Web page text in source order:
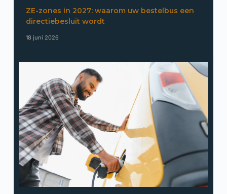
ZE-zones in 2027: waarom uw bestelbus een
directiebesluit wordt
18 juni 2026